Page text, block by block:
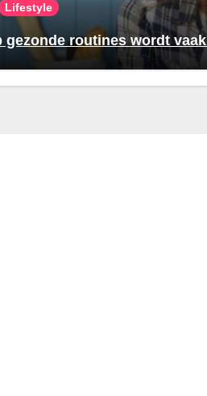
Lifestyle
routines wordt